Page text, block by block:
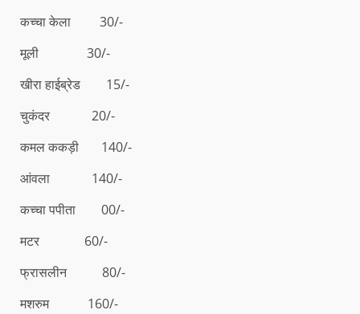
कच्चा केला 30/-
मूली 30/-
खीरा हाईब्रेड 15/-
चुकंदर 20/-
कमल ककड़ी 140/-
आंवला 140/-
कच्चा पपीता 00/-
मटर 60/-
फ्रासलीन 80/-
मशरुम 160/-